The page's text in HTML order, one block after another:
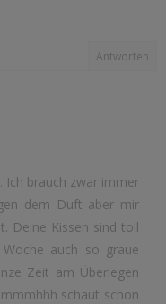
Antworten
Ich brauch zwar immer
dem Duft aber mir
Deine Kissen sind toll
auch so graue
Zeit am Überlegen
schaut schon